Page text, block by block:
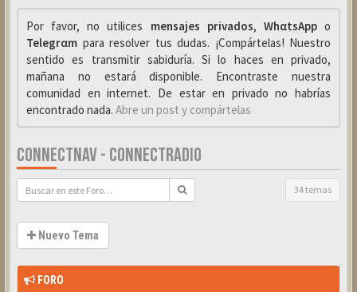
Por favor, no utilices mensajes privados, WhαtsAppo
Telegrαm para resolver tus dudas. ¡Compártelas! Nuestro
sentido es transmitir sabiduría. Si lo haces en privado,
mañana no estará disponible. Encontraste nuestra
comunidad en internet. De estar en privado no habrías
encontrado nada. Abre un post y compártelas
CONNECTNAV - CONNECTRADIO
34 temas
Nuevo Tema
FORO